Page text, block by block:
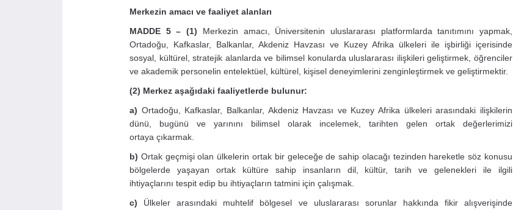
Merkezin amacı ve faaliyet alanları
MADDE 5 – (1) Merkezin amacı, Üniversitenin uluslararası platformlarda tanıtımını yapmak,
Ortadoğu, Kafkaslar, Balkanlar, Akdeniz Havzası ve Kuzey Afrika ülkeleri ile işbirliği içerisinde
sosyal, kültürel, stratejik alanlarda ve bilimsel konularda uluslararası ilişkileri geliştirmek, öğrenciler
ve akademik personelin entelektüel, kültürel, kişisel deneyimlerini zenginleştirmek ve geliştirmektir.
(2) Merkez aşağıdaki faaliyetlerde bulunur:
a) Ortadoğu, Kafkaslar, Balkanlar, Akdeniz Havzası ve Kuzey Afrika ülkeleri arasındaki ilişkilerin
dünü, bugünü ve yarınını bilimsel olarak incelemek, tarihten gelen ortak değerlerimizi
ortaya çıkarmak.
b) Ortak geçmişi olan ülkelerin ortak bir geleceğe de sahip olacağı tezinden hareketle söz konusu
bölgelerde yaşayan ortak kültüre sahip insanların dil, kültür, tarih ve gelenekleri ile ilgili
ihtiyaçlarını tespit edip bu ihtiyaçların tatmini için çalışmak.
c) Ülkeler arasındaki muhtelif bölgesel ve uluslararası sorunlar hakkında fikir alışverişinde